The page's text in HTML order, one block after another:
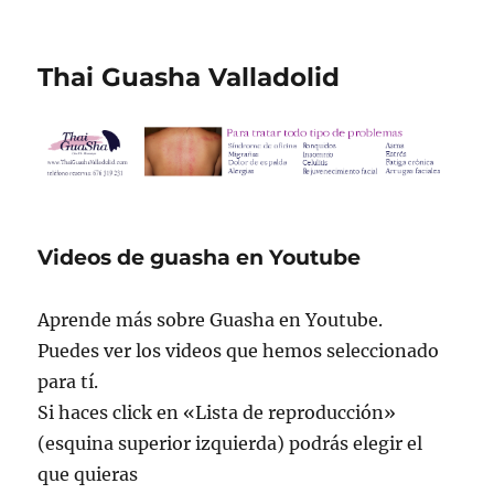
Thai Guasha Valladolid
Videos de guasha en Youtube
Aprende más sobre Guasha en Youtube.
Puedes ver los videos que hemos seleccionado
para tí.
Si haces click en «Lista de reproducción»
(esquina superior izquierda) podrás elegir el
que quieras